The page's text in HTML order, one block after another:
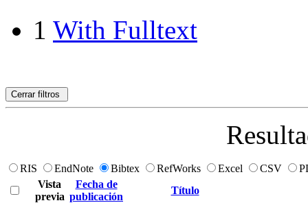
1 With Fulltext
Cerrar filtros
RIS EndNote Bibtex RefWorks Excel CSV
Vista
previa
Fecha de
publicación
Título